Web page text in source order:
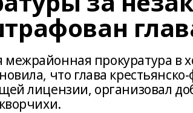
прокуратура в
что глава
лицензии, организовал